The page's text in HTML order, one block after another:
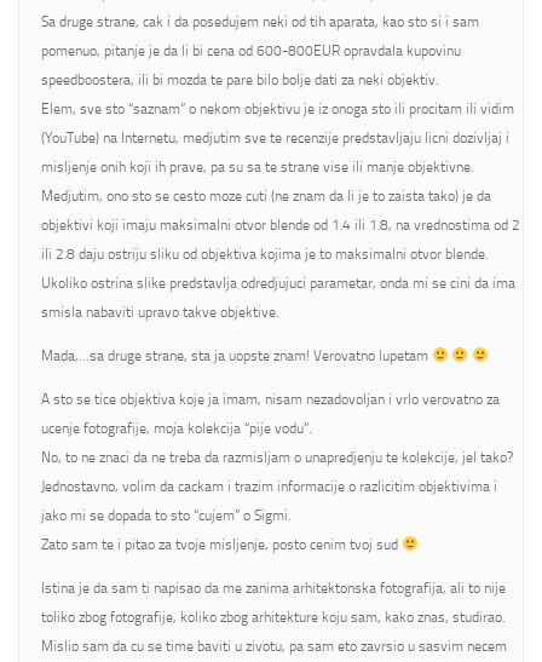
Sa druge strane, cak i da posedujem neki od tih aparata, kao sto si i sam
pomenuo, pitanje je da li bi cena od 600-800EUR opravdala kupovinu
speedboostera, ili bi mozda te pare bilo bolje dati za neki objektiv.
Elem, sve sto “saznam” o nekom objektivu je iz onoga sto ili procitam ili vidim
(YouTube) na Internetu, medjutim sve te recenzije predstavljaju licni dozivljaj i
misljenje onih koji ih prave, pa su sa te strane vise ili manje objektivne.
Medjutim, ono sto se cesto moze cuti (ne znam da li je to zaista tako) je da
objektivi koji imaju maksimalni otvor blende od 1.4 ili 1.8, na vrednostima od 2
ili 2.8 daju ostriju sliku od objektiva kojima je to maksimalni otvor blende.
Ukoliko ostrina slike predstavlja odredjujuci parametar, onda mi se cini da ima
smisla nabaviti upravo takve objektive.
Mada,…sa druge strane, sta ja uopste znam! Verovatno lupetam
A sto se tice objektiva koje ja imam, nisam nezadovoljan i vrlo verovatno za
ucenje fotografije, moja kolekcija “pije vodu”.
No, to ne znaci da ne treba da razmisljam o unapredjenju te kolekcije, jel tako?
Jednostavno, volim da cackam i trazim informacije o razlicitim objektivima i
jako mi se dopada to sto “cujem” o Sigmi.
Zato sam te i pitao za tvoje misljenje, posto cenim tvoj sud
Istina je da sam ti napisao da me zanima arhitektonska fotografija, ali to nije
toliko zbog fotografije, koliko zbog arhitekture koju sam, kako znas, studirao.
Mislio sam da cu se time baviti u zivotu, pa sam eto zavrsio u sasvim necem